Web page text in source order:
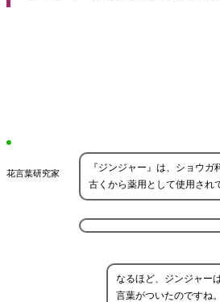
花言葉研究家
『ジンジャー』は、ショウ
古くから薬用として使用され
なるほど、ジンジャー
言葉がついたのですね。